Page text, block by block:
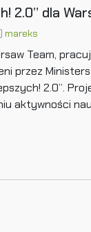
2.0” dla
mareks
Team,
przez
2.0”.
aktywności